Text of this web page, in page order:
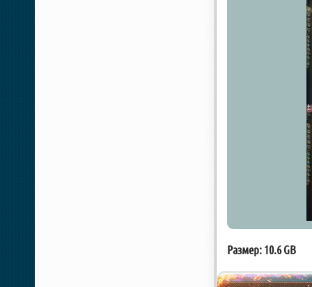
Размер: 10.6 GB